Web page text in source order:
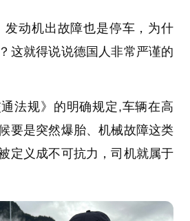
发动机出故障也是停车，为什
这就得说说德国人非常严谨的
法规》的明确规定,车辆在高
要是突然爆胎、机械故障这类
定义成不可抗力，司机就属于